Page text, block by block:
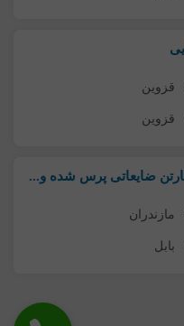
قزوین
قزوین
ضایعاتی پرس شده و...
مازندران
بابل